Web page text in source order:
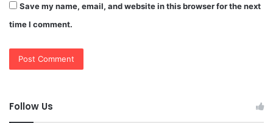
Save my name, email, and website in this browser for the next
time I comment.
Follow Us